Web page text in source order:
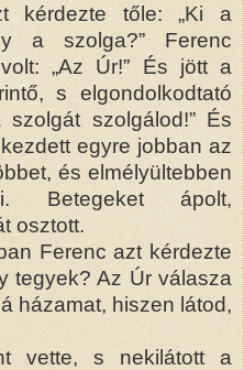
kérdezte tőle: „Ki a
a szolga?” Ferenc
„Az Úr!” És jött a
s elgondolkodtató
szolgálod!” És
egyre jobban az
és elmélyültebben
Betegeket ápolt,
osztott.
Ferenc azt kérdezte
tegyek? Az Úr válasza
házamat, hiszen látod,
vette, s nekilátott a